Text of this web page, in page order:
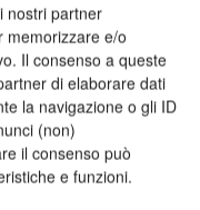
nostri partner
memorizzare e/o
Il consenso a queste
di elaborare dati
la navigazione o gli ID
(non)
il consenso può
e funzioni.